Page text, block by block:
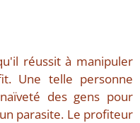
réussit à manipuler
Une telle personne
des gens pour
parasite. Le profiteur